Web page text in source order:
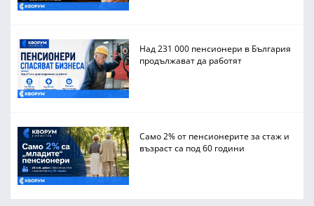
Над 231 000 пенсионери в България
продължават да работят
Само 2% от пенсионерите за стаж и
възраст са под 60 години